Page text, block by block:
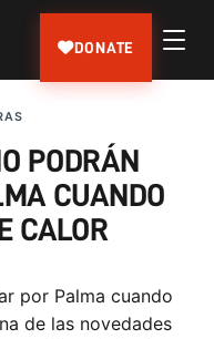
DONATE
PODRÁN
CUANDO
CALOR
por Palma cuando
de las novedades